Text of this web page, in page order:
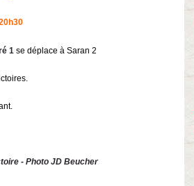
1 se déplace à Saran 2
- Photo JD Beucher